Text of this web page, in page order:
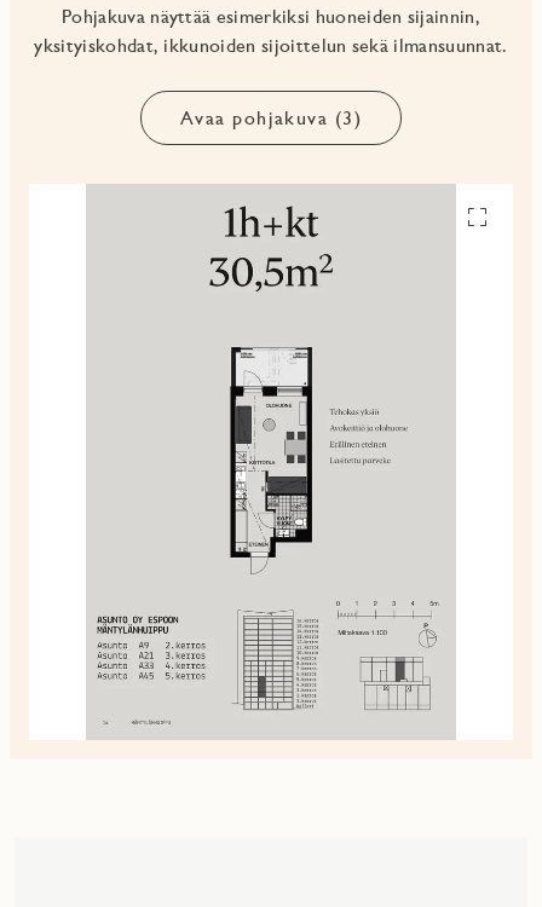
Pohjakuva näyttää esimerkiksi huoneiden sijainnin,
yksityiskohdat, ikkunoiden sijoittelun sekä ilmansuunnat.
Avaa pohjakuva (3)
Avaa